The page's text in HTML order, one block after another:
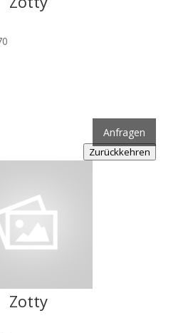
Anfragen
Zurückkehren
Zotty